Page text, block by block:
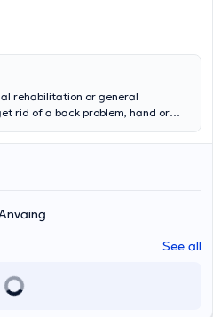
rehabilitation or general
rid of a back problem, hand or
to a sports injury, a bone problem,
Université Libre de Bruxelles in
in sports pathology a year
of musculoskeletal
and manual therapy.
at Rue Aulnoit 25 and makes
or English. You can reach him at
do so. He also accepts home visits.
See all